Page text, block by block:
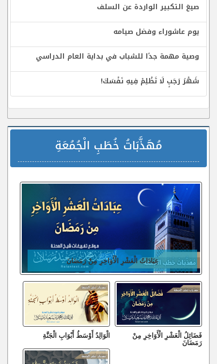
صيغ التكبير الواردة عن السلف
يوم عاشوراء وفضل صيامه
وصية مهمة جدًا للشباب في بداية العام الدراسي
شَهْرُ رَجَبٍ لَا تَظْلِمْ فِيهِ نَفْسَكَ!
مُهَذَّبَاتُ خُطَبِ الْجُمُعَةِ
عِبَادَاتُ الْعَشْرِ الْأَوَاخِرِ مِنْ رَمَضَانَ
فَضَائِلُ الْعَشْرِ الْأَوَاخِرِ مِنْ
رَمَضَانَ
الْوَالِدُ أَوْسَطُ أَبْوَابِ الْجَنَّةِ